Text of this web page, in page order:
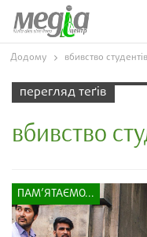
Додому вбивство студентів
перегляд теґів
вбивство
ПАМ’ЯТАЄМО...